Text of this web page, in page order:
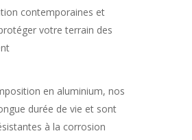
contemporaines et
votre terrain des
en aluminium, nos
durée de vie et sont
à la corrosion